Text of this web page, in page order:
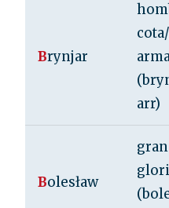
Brynjar
arr)
Bolesław
gran